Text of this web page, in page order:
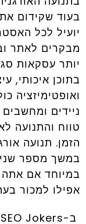
בעוד שקידום
יועיל לכל
מבקרים לאתר
יותר עסקאות
בתוכן איכותי,
ואופטימיזציה
ניידים
טווח והתנועה
הזמן. תנועה
במשך מספר
במיוחד אם
אפילו למכור